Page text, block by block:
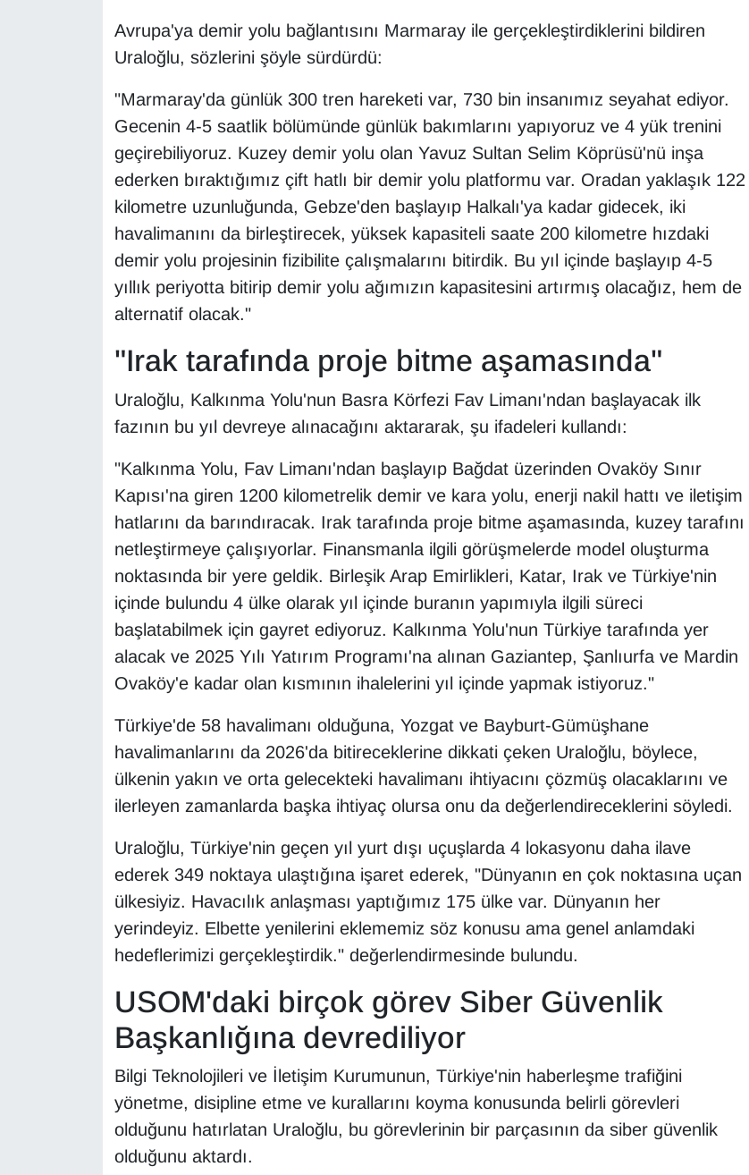
Avrupa'ya demir yolu bağlantısını Marmaray ile gerçekleştirdiklerini bildiren
Uraloğlu, sözlerini şöyle sürdürdü:
"Marmaray'da günlük 300 tren hareketi var, 730 bin insanımız seyahat ediyor.
Gecenin 4-5 saatlik bölümünde günlük bakımlarını yapıyoruz ve 4 yük trenini
geçirebiliyoruz. Kuzey demir yolu olan Yavuz Sultan Selim Köprüsü'nü inşa
ederken bıraktığımız çift hatlı bir demir yolu platformu var. Oradan yaklaşık 122
kilometre uzunluğunda, Gebze'den başlayıp Halkalı'ya kadar gidecek, iki
havalimanını da birleştirecek, yüksek kapasiteli saate 200 kilometre hızdaki
demir yolu projesinin fizibilite çalışmalarını bitirdik. Bu yıl içinde başlayıp 4-5
yıllık periyotta bitirip demir yolu ağımızın kapasitesini artırmış olacağız, hem de
alternatif olacak."
"Irak tarafında proje bitme aşamasında"
Uraloğlu, Kalkınma Yolu'nun Basra Körfezi Fav Limanı'ndan başlayacak ilk
fazının bu yıl devreye alınacağını aktararak, şu ifadeleri kullandı:
"Kalkınma Yolu, Fav Limanı'ndan başlayıp Bağdat üzerinden Ovaköy Sınır
Kapısı'na giren 1200 kilometrelik demir ve kara yolu, enerji nakil hattı ve iletişim
hatlarını da barındıracak. Irak tarafında proje bitme aşamasında, kuzey tarafını
netleştirmeye çalışıyorlar. Finansmanla ilgili görüşmelerde model oluşturma
noktasında bir yere geldik. Birleşik Arap Emirlikleri, Katar, Irak ve Türkiye'nin
içinde bulundu 4 ülke olarak yıl içinde buranın yapımıyla ilgili süreci
başlatabilmek için gayret ediyoruz. Kalkınma Yolu'nun Türkiye tarafında yer
alacak ve 2025 Yılı Yatırım Programı'na alınan Gaziantep, Şanlıurfa ve Mardin
Ovaköy'e kadar olan kısmının ihalelerini yıl içinde yapmak istiyoruz."
Türkiye'de 58 havalimanı olduğuna, Yozgat ve Bayburt-Gümüşhane
havalimanlarını da 2026'da bitireceklerine dikkati çeken Uraloğlu, böylece,
ülkenin yakın ve orta gelecekteki havalimanı ihtiyacını çözmüş olacaklarını ve
ilerleyen zamanlarda başka ihtiyaç olursa onu da değerlendireceklerini söyledi.
Uraloğlu, Türkiye'nin geçen yıl yurt dışı uçuşlarda 4 lokasyonu daha ilave
ederek 349 noktaya ulaştığına işaret ederek, "Dünyanın en çok noktasına uçan
ülkesiyiz. Havacılık anlaşması yaptığımız 175 ülke var. Dünyanın her
yerindeyiz. Elbette yenilerini eklememiz söz konusu ama genel anlamdaki
hedeflerimizi gerçekleştirdik." değerlendirmesinde bulundu.
USOM'daki birçok görev Siber Güvenlik
Başkanlığına devrediliyor
Bilgi Teknolojileri ve İletişim Kurumunun, Türkiye'nin haberleşme trafiğini
yönetme, disipline etme ve kurallarını koyma konusunda belirli görevleri
olduğunu hatırlatan Uraloğlu, bu görevlerinin bir parçasının da siber güvenlik
olduğunu aktardı.
POLİTİKA
RÖPORTAJ
Sinema - TV
TEKNOLOJİ
VAN'DA SPOR